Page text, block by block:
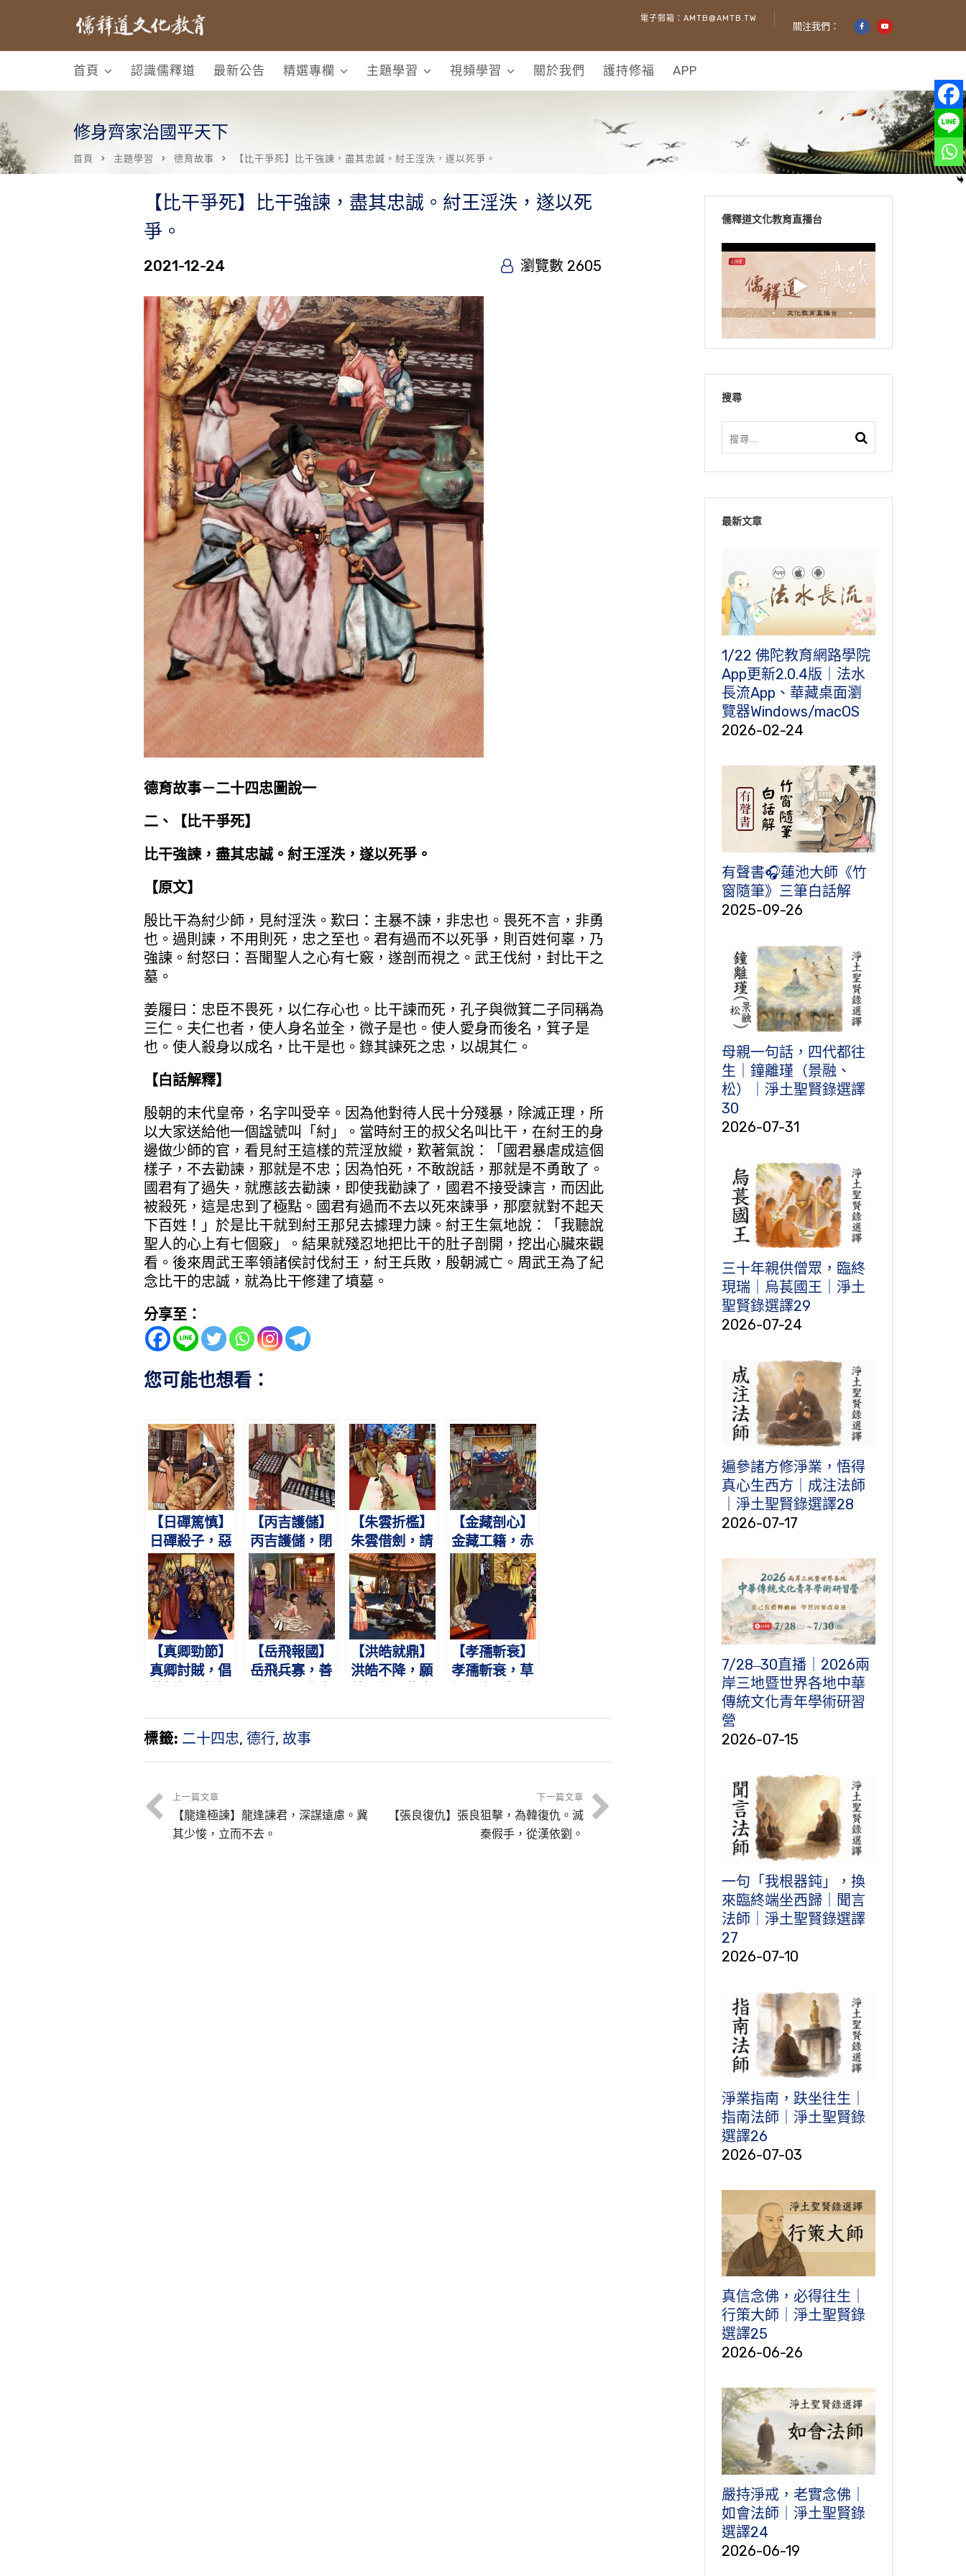
電子郵箱：AMTB@AMTB.TW
關注我們：
首頁 認識儒釋道 最新公告 精選專欄 主題學習 視頻學習 關於我們 護持修福 APP
修身齊家治國平天下
首頁 主題學習 德育故事 【比干爭死】比干強諫，盡其忠誠。紂王淫泆，遂以死爭。
【比干爭死】比干強諫，盡其忠誠。紂王淫泆，遂以死
爭。
2021-12-24 瀏覽數 2605
德育故事－二十四忠圖說一
二、【比干爭死】
比干強諫，盡其忠誠。紂王淫泆，遂以死爭。
【原文】
殷比干為紂少師，見紂淫泆。歎曰：主暴不諫，非忠也。畏死不言，非勇
也。過則諫，不用則死，忠之至也。君有過而不以死爭，則百姓何辜，乃
強諫。紂怒曰：吾聞聖人之心有七竅，遂剖而視之。武王伐紂，封比干之
墓。
姜履曰：忠臣不畏死，以仁存心也。比干諫而死，孔子與微箕二子同稱為
三仁。夫仁也者，使人身名並全，微子是也。使人愛身而後名，箕子是
也。使人殺身以成名，比干是也。錄其諫死之忠，以覘其仁。
【白話解釋】
殷朝的末代皇帝，名字叫受辛。因為他對待人民十分殘暴，除滅正理，所
以大家送給他一個諡號叫「紂」。當時紂王的叔父名叫比干，在紂王的身
邊做少師的官，看見紂王這樣的荒淫放縱，歎著氣說：「國君暴虐成這個
樣子，不去勸諫，那就是不忠；因為怕死，不敢說話，那就是不勇敢了。
國君有了過失，就應該去勸諫，即使我勸諫了，國君不接受諫言，而因此
被殺死，這是忠到了極點。國君有過而不去以死來諫爭，那麼就對不起天
下百姓！」於是比干就到紂王那兒去據理力諫。紂王生氣地說：「我聽說
聖人的心上有七個竅」。結果就殘忍地把比干的肚子剖開，挖出心臟來觀
看。後來周武王率領諸侯討伐紂王，紂王兵敗，殷朝滅亡。周武王為了紀
念比干的忠誠，就為比干修建了墳墓。
分享至：
您可能也想看：
【日磾篤慎】
日磾殺子，惡
其淫亂。願副
霍光，不使輕
漢。
【丙吉護儲】
丙吉護儲，閉
門拒使。宣帝
登基，不道前
事。
【朱雲折檻】
朱雲借劍，請
斬佞臣。攀折
殿檻，忠直無
倫。
【金藏剖心】
金藏工籍，赤
膽忠誠。皇嗣
不反，剖心以
明。
【真卿勁節】
真卿討賊，倡
之。
【岳飛報國】
岳飛兵寡，善
勳。
【洪皓就鼎】
洪皓不降，願
【孝孺斬衰】
孝孺斬衰，草
標籤: 二十四忠, 德行, 故事
上一篇文章
【龍逢極諫】龍逢諫君，深謀遠慮。冀
其少悛，立而不去。
下一篇文章
【張良復仇】張良狙擊，為韓復仇。滅
秦假手，從漢依劉。
儒釋道文化教育直播台
搜尋
最新文章
1/22 佛陀教育網路學院
App更新2.0.4版｜法水
長流App、華藏桌面瀏
覽器Windows/macOS
2026-02-24
有聲書🎧蓮池大師《竹
窗隨筆》三筆白話解
2025-09-26
母親一句話，四代都往
生｜鐘離瑾（景融、
松）｜淨土聖賢錄選譯
30
2026-07-31
三十年親供僧眾，臨終
現瑞｜烏萇國王｜淨土
聖賢錄選譯29
2026-07-24
遍參諸方修淨業，悟得
真心生西方｜成注法師
｜淨土聖賢錄選譯28
2026-07-17
7/28‒30直播｜2026兩
岸三地暨世界各地中華
傳統文化青年學術研習
營
2026-07-15
一句「我根器鈍」，換
來臨終端坐西歸｜聞言
法師｜淨土聖賢錄選譯
27
2026-07-10
淨業指南，趺坐往生｜
指南法師｜淨土聖賢錄
選譯26
2026-07-03
真信念佛，必得往生｜
行策大師｜淨土聖賢錄
選譯25
2026-06-26
嚴持淨戒，老實念佛｜
如會法師｜淨土聖賢錄
選譯24
2026-06-19